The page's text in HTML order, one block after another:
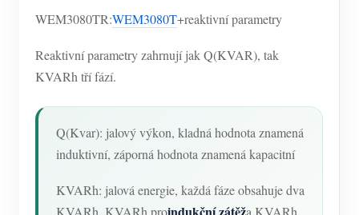
WEM3080TR:WEM3080T+reaktivní parametry
Reaktivní parametry zahrnují jak Q(KVAR), tak
KVARh tří fází.
Q(Kvar): jalový výkon, kladná hodnota znamená
induktivní, záporná hodnota znamená kapacitní
KVARh: jalová energie, každá fáze obsahuje dva
KVARh, KVARh pro
a KVARh